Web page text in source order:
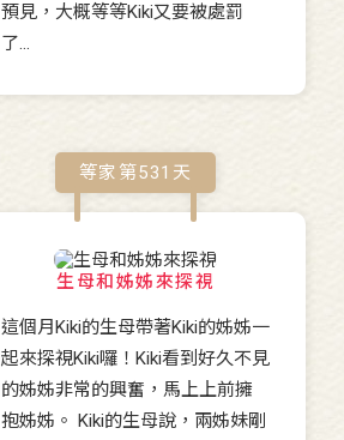
預見，大概等等Kiki又要被處罰
了…
等家第531 天
生母和姊姊來探視
這個月Kiki的生母帶著Kiki的姊姊一
起來探視Kiki囉！Kiki看到好久不見
的姊姊非常的興奮，馬上上前擁
抱姊姊。 Kiki的生母說，兩姊妹剛